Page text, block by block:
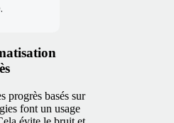
progrès basés sur
font un usage